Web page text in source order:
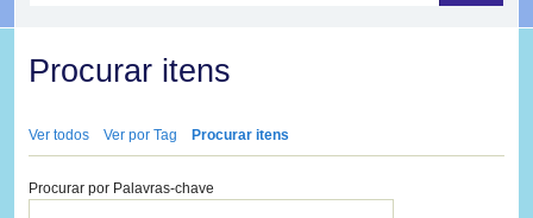
Procurar itens
Ver todos Ver por Tag Procurar itens
Procurar por Palavras-chave